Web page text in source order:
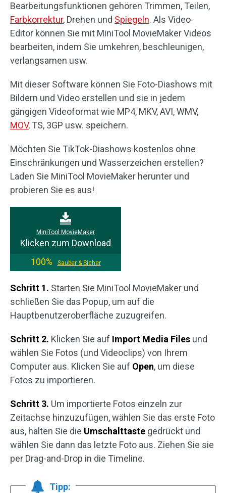
Bearbeitungsfunktionen gehören Trimmen, Teilen,
Farbkorrektur, Drehen und Spiegeln. Als Video-
Editor können Sie mit MiniTool MovieMaker Videos
bearbeiten, indem Sie umkehren, beschleunigen,
verlangsamen usw.
Mit dieser Software können Sie Foto-Diashows mit
Bildern und Video erstellen und sie in jedem
gängigen Videoformat wie MP4, MKV, AVI, WMV,
MOV, TS, 3GP usw. speichern.
Möchten Sie TikTok-Diashows kostenlos ohne
Einschränkungen und Wasserzeichen erstellen?
Laden Sie MiniTool MovieMaker herunter und
probieren Sie es aus!
MiniTool MovieMaker
Klicken zum Download
100%
Sauber & Sicher
Schritt 1. Starten Sie MiniTool MovieMaker und
schließen Sie das Popup, um auf die
Hauptbenutzeroberfläche zuzugreifen.
Schritt 2. Klicken Sie auf Import Media Files und
wählen Sie Fotos (und Videoclips) von Ihrem
Computer aus. Klicken Sie auf Open, um diese
Fotos zu importieren.
Schritt 3. Um importierte Fotos einzeln zur
Zeitachse hinzuzufügen, wählen Sie das erste Foto
aus, halten Sie die Umschalttaste gedrückt und
wählen Sie dann das letzte Foto aus. Ziehen Sie sie
per Drag-and-Drop in die Timeline.
Tipp: